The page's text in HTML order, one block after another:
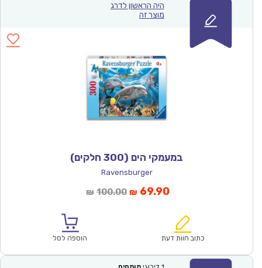
היה הראשון לדרג
מוצר זה
במעמקי הים (300 חלקים)
Ravensburger
₪ 100.00המחיר
₪100.00.
₪ 69.90המחיר
הוא:
כתוב חוות דעת הוספה לסל